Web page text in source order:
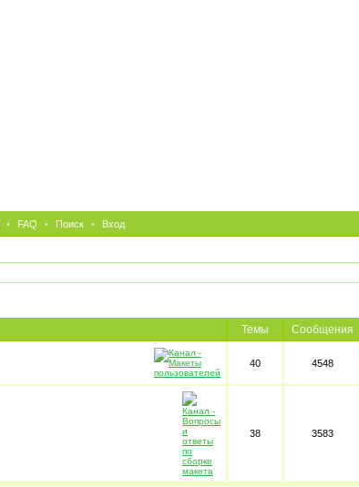
• FAQ • Поиск • Вход
Темы Сообщения
40 4548
38 3583